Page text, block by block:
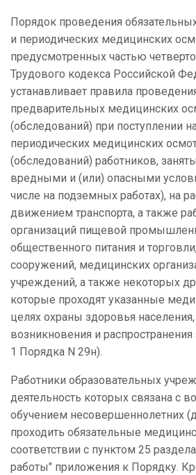
Порядок проведения
и периодических медицинских
предусмотренных частью
Трудового кодекса Российской
устанавливает правила
предварительных медицинских
(обследований) при поступлении
периодических медицинских
(обследований) работников,
вредными и (или) опасными
числе на подземных работах), на
движением транспорта, а также
организаций пищевой
общественного питания и
сооружений, медицинских
учреждений, а также некоторых
которые проходят указанные
целях охраны здоровья
возникновения и
1 Порядка N 29н).
Работники образовательных
деятельность которых связана с
обучением несовершеннолетних
проходить обязательные
соответствии с пунктом 25
работы" приложения к Порядку.